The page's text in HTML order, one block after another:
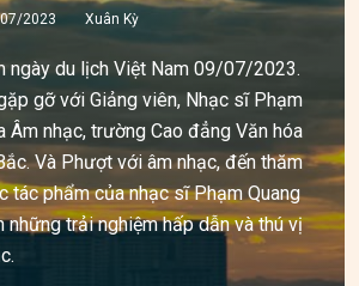
2023 Xuân Kỳ
ngày du lịch Việt Nam 09/07/2023.
gỡ với Giảng viên, Nhạc sĩ Phạm
Âm nhạc, trường Cao đẳng Văn hóa
Và Phượt với âm nhạc, đến thăm
tác phẩm của nhạc sĩ Phạm Quang
những trải nghiệm hấp dẫn và thú vị